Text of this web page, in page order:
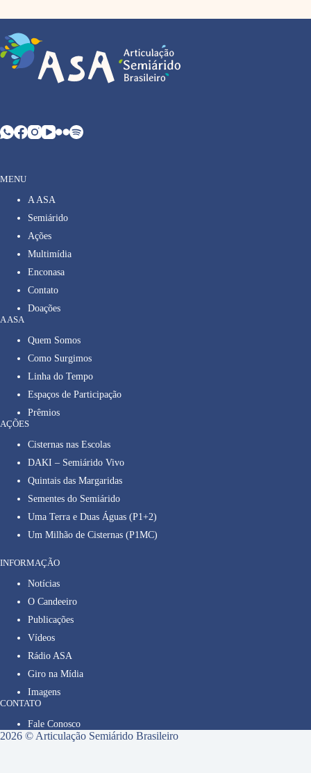
MENU
A ASA
Semiárido
Ações
Multimídia
Enconasa
Contato
Doações
A ASA
Quem Somos
Como Surgimos
Linha do Tempo
Espaços de Participação
Prêmios
AÇÕES
Cisternas nas Escolas
DAKI – Semiárido Vivo
Quintais das Margaridas
Sementes do Semiárido
Uma Terra e Duas Águas (P1+2)
Um Milhão de Cisternas (P1MC)
INFORMAÇÃO
Notícias
O Candeeiro
Publicações
Vídeos
Rádio ASA
Giro na Mídia
Imagens
CONTATO
Fale Conosco
2026 © Articulação Semiárido Brasileiro